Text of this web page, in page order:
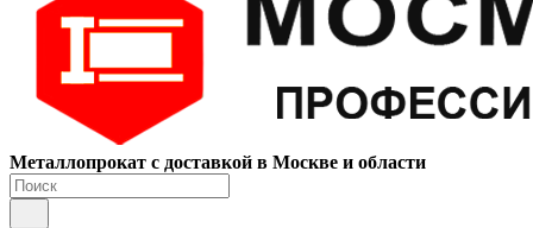
Металлопрокат с доставкой в Москве и области